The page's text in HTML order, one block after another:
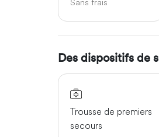
des guépards et
ciel étoilé du Kalahari.
votre aventure en
ans et moins : 600 €/
disponibilités.
Parc national d'Etosha
Des dispositifs de
Trousse de premiers
secours